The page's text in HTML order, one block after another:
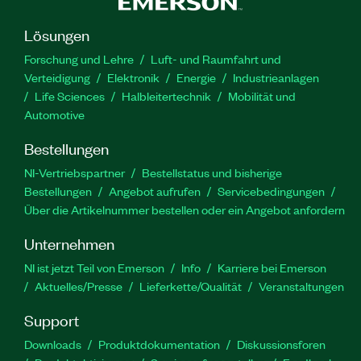
Lösungen
Forschung und Lehre
Luft- und Raumfahrt und
Verteidigung
Elektronik Energie
Industrieanlagen
Life Sciences
Halbleitertechnik
Mobilität und
Automotive
Bestellungen
NI-Vertriebspartner
Bestellstatus und bisherige
Bestellungen
Angebot aufrufen
Servicebedingungen
Über die Artikelnummer bestellen oder ein Angebot anfordern
Unternehmen
NI ist jetzt Teil von Emerson Info
Karriere bei Emerson
Aktuelles/Presse
Lieferkette/Qualität Veranstaltungen
Support
Downloads Produktdokumentation
Diskussionsforen